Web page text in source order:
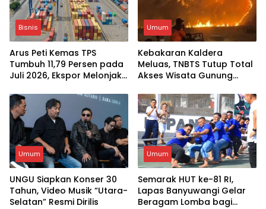
Bisnis
Arus Peti Kemas TPS
Tumbuh 11,79 Persen pada
Juli 2026, Ekspor Melonjak
Umum
Kebakaran Kaldera
Meluas, TNBTS Tutup Total
Akses Wisata Gunung
Umum
UNGU Siapkan Konser 30
Tahun, Video Musik “Utara-
Selatan” Resmi Dirilis
Umum
Semarak HUT ke-81 RI,
Lapas Banyuwangi Gelar
Beragam Lomba bagi